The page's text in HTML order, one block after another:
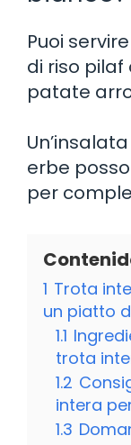
Puoi
di riso
patate
erbe
per
1 Trota
un piatto
1.1
trota
1.2
intera
1.3